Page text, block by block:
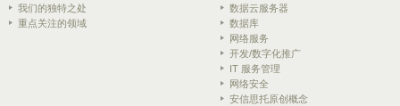
我们的独特之处
重点关注的领域
数据云服务器
数据库
网络服务
开发/数字化推广
IT 服务管理
网络安全
安信思托原创概念